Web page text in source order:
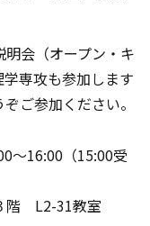
会（オープン・キ
専攻も参加します
ご参加ください。
～16:00（15:00受
階 L2-31教室